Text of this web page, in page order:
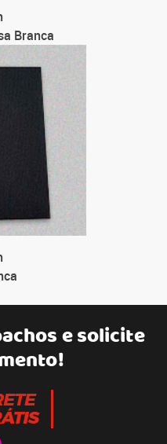
Branca
e solicite